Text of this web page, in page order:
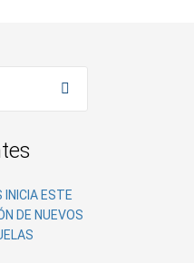
INICIA ESTE
DE NUEVOS